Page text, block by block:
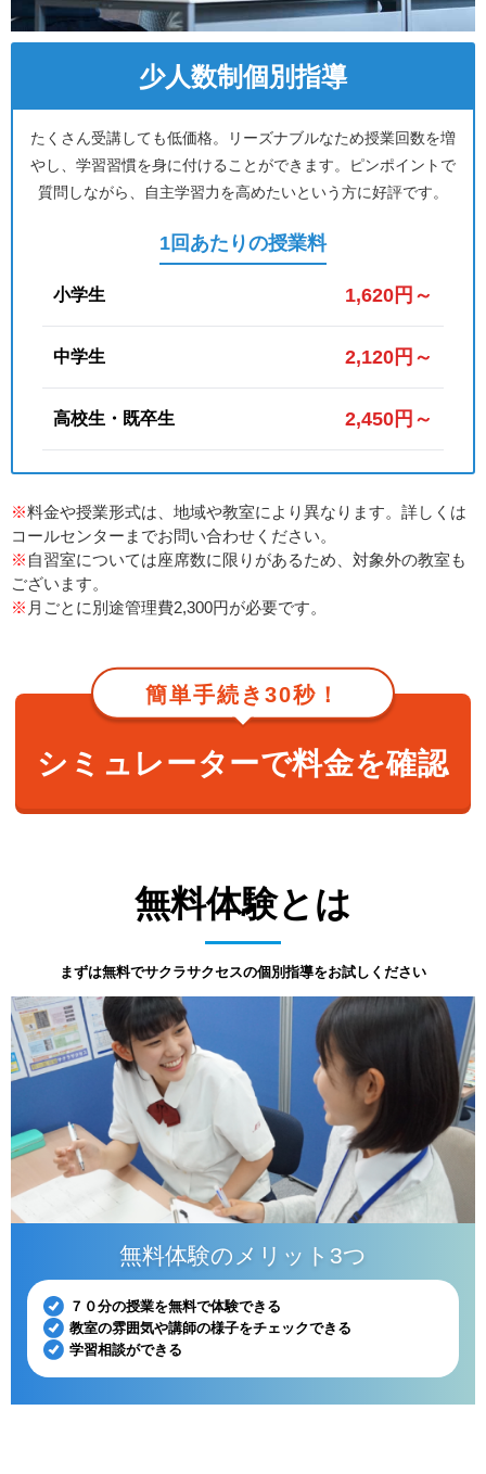
少人数制個別指導
たくさん受講しても低価格。リーズナブルなため授業回数を増
やし、学習習慣を身に付けることができます。ピンポイントで
質問しながら、自主学習力を高めたいという方に好評です。
1回あたりの授業料
小学生 1,620円～
中学生 2,120円～
高校生・既卒生 2,450円～
※料金や授業形式は、地域や教室により異なります。詳しくは
コールセンターまでお問い合わせください。
※ 自習室については座席数に限りがあるため、対象外の教室も
ございます。
※ 月ごとに別途管理費2,300円が必要です。
簡単手続き30秒！
シミュレーターで料金を確認
無料体験とは
まずは無料でサクラサクセスの個別指導をお試しください
無料体験のメリット3つ
７０分の授業を無料で体験できる
教室の雰囲気や講師の様子をチェックできる
学習相談ができる